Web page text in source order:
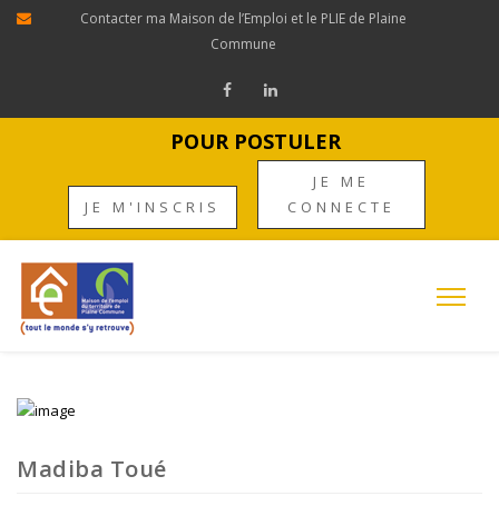
Contacter ma Maison de l’Emploi et le PLIE de Plaine
Commune
POUR POSTULER
JE M'INSCRIS
JE ME
CONNECTE
Madiba Toué